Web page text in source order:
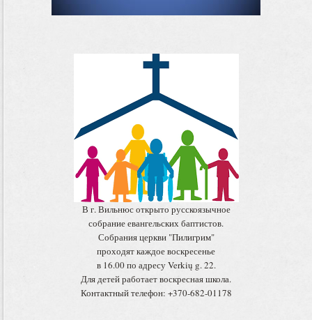
В г. Вильнюс открыто русскоязычное
собрание евангельских баптистов.
Собрания церкви "Пилигрим"
проходят каждое воскресенье
в 16.00 по адресу Verkių g. 22.
Для детей работает воскресная школа.
Контактный телефон: +370-682-01178